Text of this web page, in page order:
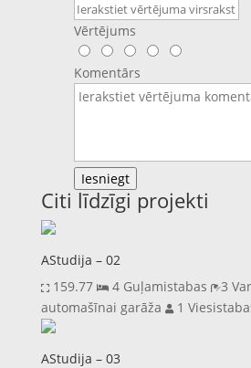
Vērtējums
Komentārs
Iesniegt
Citi līdzīgi projekti
AStudija – 02
159.77
4 Guļamistabas 3
automašīnai garāža
1
AStudija – 03